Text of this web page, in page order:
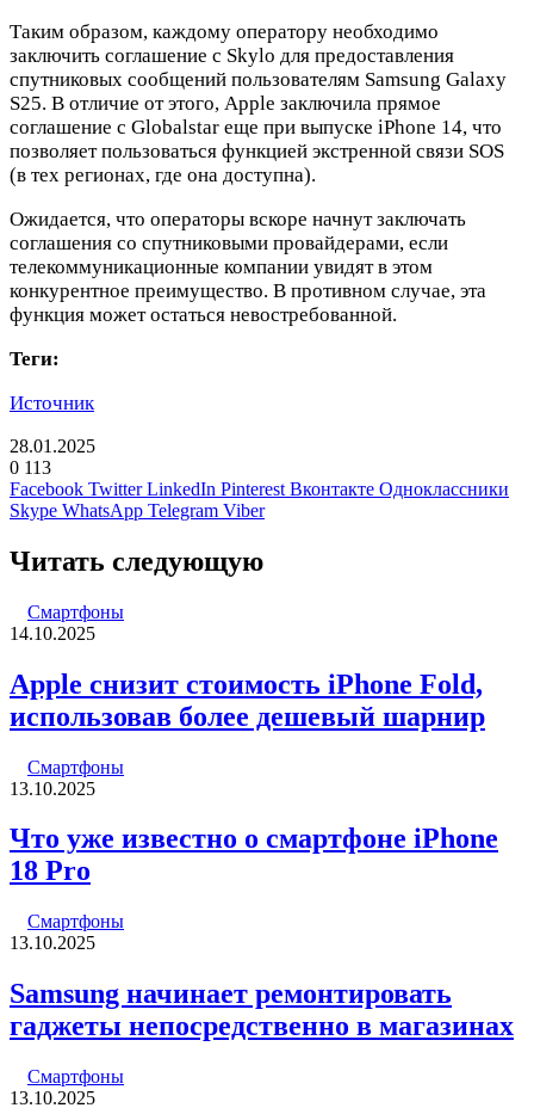
Таким образом, каждому оператору необходимо
заключить соглашение с Skylo для предоставления
спутниковых сообщений пользователям Samsung Galaxy
S25. В отличие от этого, Apple заключила прямое
соглашение с Globalstar еще при выпуске iPhone 14, что
позволяет пользоваться функцией экстренной связи SOS
(в тех регионах, где она доступна).
Ожидается, что операторы вскоре начнут заключать
соглашения со спутниковыми провайдерами, если
телекоммуникационные компании увидят в этом
конкурентное преимущество. В противном случае, эта
функция может остаться невостребованной.
Теги:
Источник
28.01.2025
0 113
Facebook Twitter LinkedIn Pinterest Вконтакте Одноклассники
Skype WhatsApp Telegram Viber
Читать следующую
Смартфоны
14.10.2025
Apple снизит стоимость iPhone Fold,
использовав более дешевый шарнир
Смартфоны
13.10.2025
Что уже известно о смартфоне iPhone
18 Pro
Смартфоны
13.10.2025
Samsung начинает ремонтировать
гаджеты непосредственно в магазинах
Смартфоны
13.10.2025